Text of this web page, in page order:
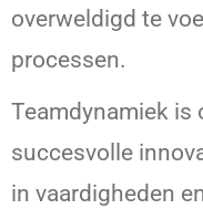
overweldigd te
processen.
Teamdynamiek is
succesvolle
in vaardigheden